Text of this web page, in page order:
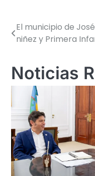
Navegación
entradas
El municipio de
niñez y Primera
Noticias